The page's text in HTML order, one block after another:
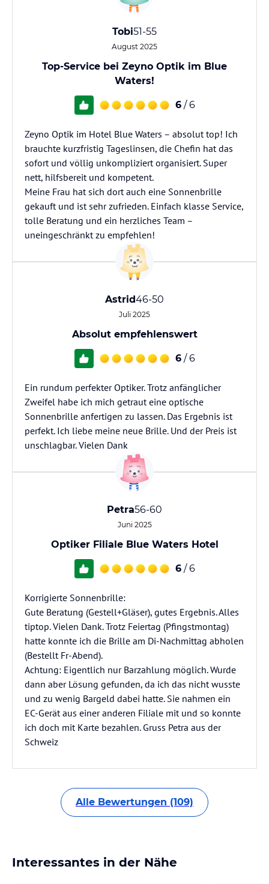
Tobi51-55
August 2025
Top-Service bei Zeyno Optik im Blue
Waters!
6 / 6
Zeyno Optik im Hotel Blue Waters – absolut top! Ich
brauchte kurzfristig Tageslinsen, die Chefin hat das
sofort und völlig unkompliziert organisiert. Super
nett, hilfsbereit und kompetent.
Meine Frau hat sich dort auch eine Sonnenbrille
gekauft und ist sehr zufrieden. Einfach klasse Service,
tolle Beratung und ein herzliches Team –
uneingeschränkt zu empfehlen!
Astrid46-50
Juli 2025
Absolut empfehlenswert
6 / 6
Ein rundum perfekter Optiker. Trotz anfänglicher
Zweifel habe ich mich getraut eine optische
Sonnenbrille anfertigen zu lassen. Das Ergebnis ist
perfekt. Ich liebe meine neue Brille. Und der Preis ist
unschlagbar. Vielen Dank
Petra56-60
Juni 2025
Optiker Filiale Blue Waters Hotel
6 / 6
Korrigierte Sonnenbrille:
Gute Beratung (Gestell+Gläser), gutes Ergebnis. Alles
tiptop. Vielen Dank. Trotz Feiertag (Pfingstmontag)
hatte konnte ich die Brille am Di-Nachmittag abholen
(Bestellt Fr-Abend).
Achtung: Eigentlich nur Barzahlung möglich. Wurde
dann aber Lösung gefunden, da ich das nicht wusste
und zu wenig Bargeld dabei hatte. Sie nahmen ein
EC-Gerät aus einer anderen Filiale mit und so konnte
ich doch mit Karte bezahlen. Gruss Petra aus der
Schweiz
Alle Bewertungen (109)
Interessantes in der Nähe